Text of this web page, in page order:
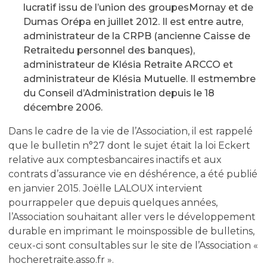
lucratif issu de l’union des groupesMornay et de
Dumas Orépa en juillet 2012. Il est entre autre,
administrateur de la CRPB (ancienne Caisse de
Retraitedu personnel des banques),
administrateur de Klésia Retraite ARCCO et
administrateur de Klésia Mutuelle. Il estmembre
du Conseil d’Administration depuis le 18
décembre 2006.
Dans le cadre de la vie de l’Association, il est rappelé
que le bulletin n°27 dont le sujet était la loi Eckert
relative aux comptesbancaires inactifs et aux
contrats d’assurance vie en déshérence, a été publié
en janvier 2015. Joëlle LALOUX intervient
pourrappeler que depuis quelques années,
l’Association souhaitant aller vers le développement
durable en imprimant le moinspossible de bulletins,
ceux-ci sont consultables sur le site de l’Association «
hocheretraite.asso.fr ».